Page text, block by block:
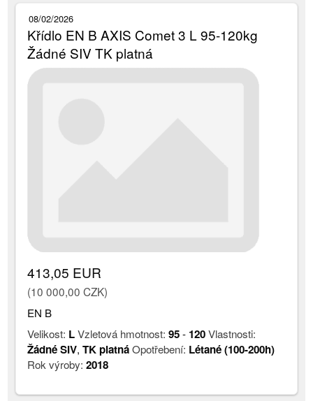
08/02/2026
Křídlo EN B AXIS Comet 3 L 95-120kg
Žádné SIV TK platná
413,05 EUR
(10 000,00 CZK)
EN B
Velikost: LVzletová hmotnost:95- 120Vlastnosti:
Žádné SIV,TK platnáOpotřebení: Létané (100-200h)
Rok výroby:2018